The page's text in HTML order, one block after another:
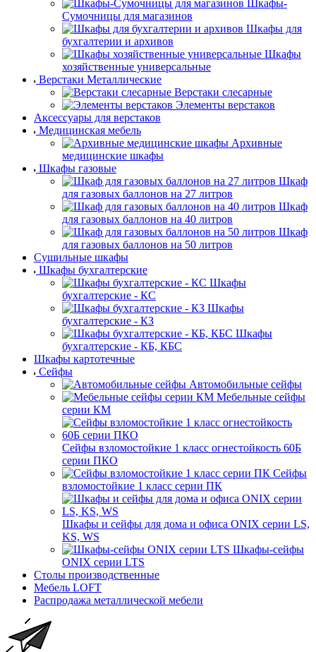
Шкафы-
Сумочницы для магазинов
Шкафы для
бухгалтерии и архивов
Шкафы
хозяйственные универсальные
Верстаки Металлические
Верстаки слесарные
Элементы верстаков
Аксессуары для верстаков
Медицинская мебель
Архивные
медицинские шкафы
Шкафы газовые
Шкаф
для газовых баллонов на 27 литров
Шкаф
для газовых баллонов на 40 литров
Шкаф
для газовых баллонов на 50 литров
Сушильные шкафы
Шкафы бухгалтерские
Шкафы
бухгалтерские - КС
Шкафы
бухгалтерские - КЗ
Шкафы
бухгалтерские - КБ, КБС
Шкафы картотечные
Сейфы
Автомобильные сейфы
Мебельные сейфы
серии КМ
Сейфы взломостойкие 1 класс огнестойкость 60Б
серии ПКО
Сейфы
взломостойкие 1 класс серии ПК
Шкафы и сейфы для дома и офиса ONIX серии LS,
KS, WS
Шкафы-сейфы
ONIX серии LTS
Столы производственные
Мебель LOFT
Распродажа металлической мебели